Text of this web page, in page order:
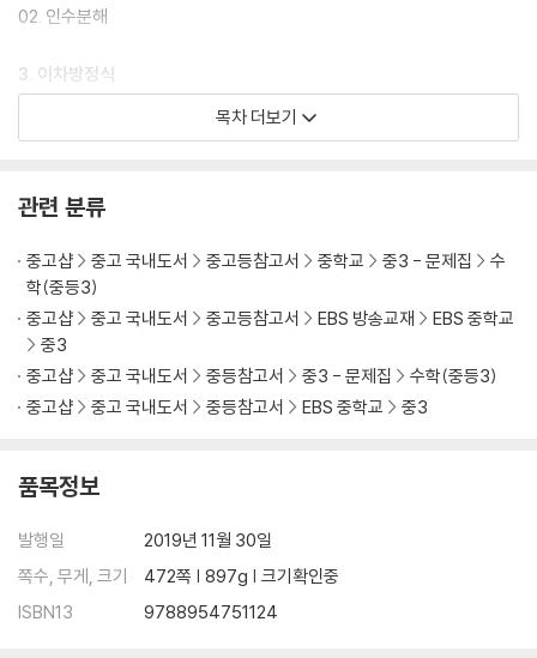
02. 인수분해
3. 이차방정식
01. 이차방정식의 뜻과 풀이
02. 이차방정식의 근의 공식과 활용
01. 이차함수와 그 그래프
02. 이차함수 y=ax²+bx+c의 그래프
목차 더보기
관련 분류
중고샵 중고 국내도서 중고등참고서 중학교 중3 - 문제집
수
학(중등3)
중고샵
중고 국내도서 중고등참고서 EBS 방송교재
EBS 중학교
중3
중고샵
중고 국내도서 중등참고서 중3 - 문제집
수학(중등3)
중고샵
중고 국내도서 중등참고서 EBS 중학교 중3
품목정보
발행일
2019년 11월 30일
쪽수, 무게, 크기
472쪽 | 897g | 크기확인중
ISBN13
9788954751124